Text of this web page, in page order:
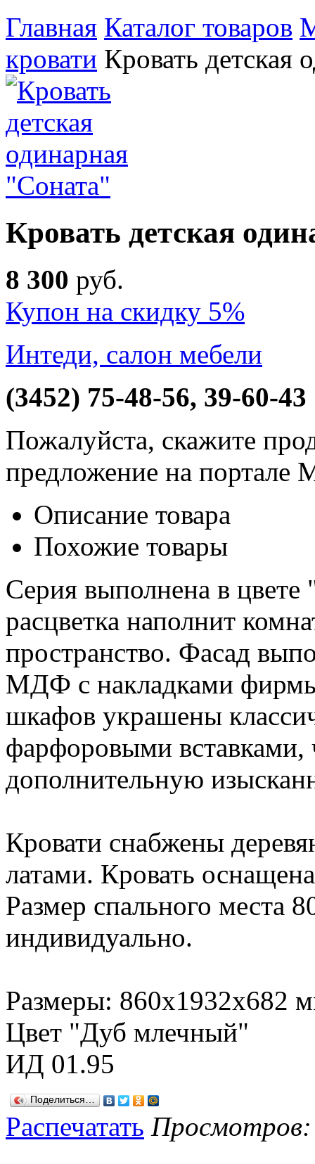
Главная Каталог товаров
кровати Кровать детская
Кровать детская
8 300 руб.
Купон на скидку 5%
Интеди, салон мебели
(3452) 75-48-56, 39-60-43
Пожалуйста, скажите
предложение на портале
Описание товара
Похожие товары
Серия выполнена в
расцветка наполнит
пространство. Фасад
МДФ с накладками
шкафов украшены
фарфоровыми вставками,
дополнительную
Кровати снабжены
латами. Кровать
Размер спального места
индивидуально.
Размеры: 860х1932х682
Цвет "Дуб млечный"
ИД 01.95
Поделиться…
Распечатать Просмотров: